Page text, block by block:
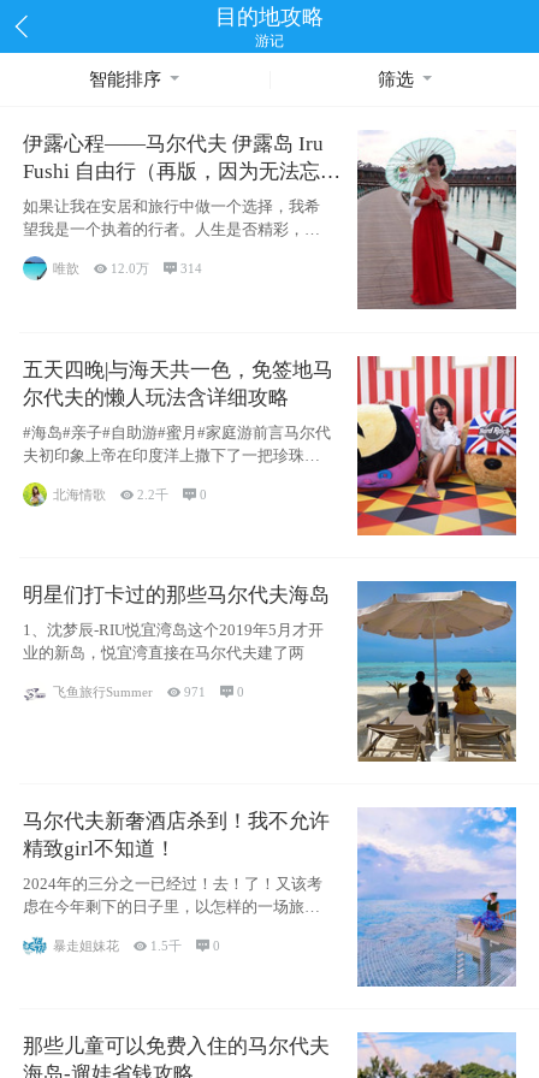
目的地攻略
游记
智能排序 筛选
伊露心程——马尔代夫 伊露岛 Iru
Fushi 自由行（再版，因为无法忘却
的留恋）
如果让我在安居和旅行中做一个选择，我希
望我是一个执着的行者。人生是否精彩，都
源于自己
唯歆  12.0万  314
五天四晚|与海天共一色，免签地马
尔代夫的懒人玩法含详细攻略
#海岛#亲子#自助游#蜜月#家庭游前言马尔代
夫初印象上帝在印度洋上撒下了一把珍珠，
北海情歌 2.2千 0
明星们打卡过的那些马尔代夫海岛
1、沈梦辰-RIU悦宜湾岛这个2019年5月才开
业的新岛，悦宜湾直接在马尔代夫建了两
飞鱼旅行Summer 971 0
马尔代夫新奢酒店杀到！我不允许
精致girl不知道！
2024年的三分之一已经过！去！了！又该考
虑在今年剩下的日子里，以怎样的一场旅行
暴走姐妹花  1.5千 0
那些儿童可以免费入住的马尔代夫